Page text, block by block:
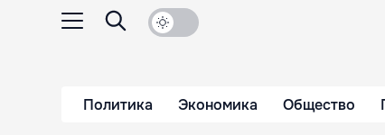
Политика Экономика Общество